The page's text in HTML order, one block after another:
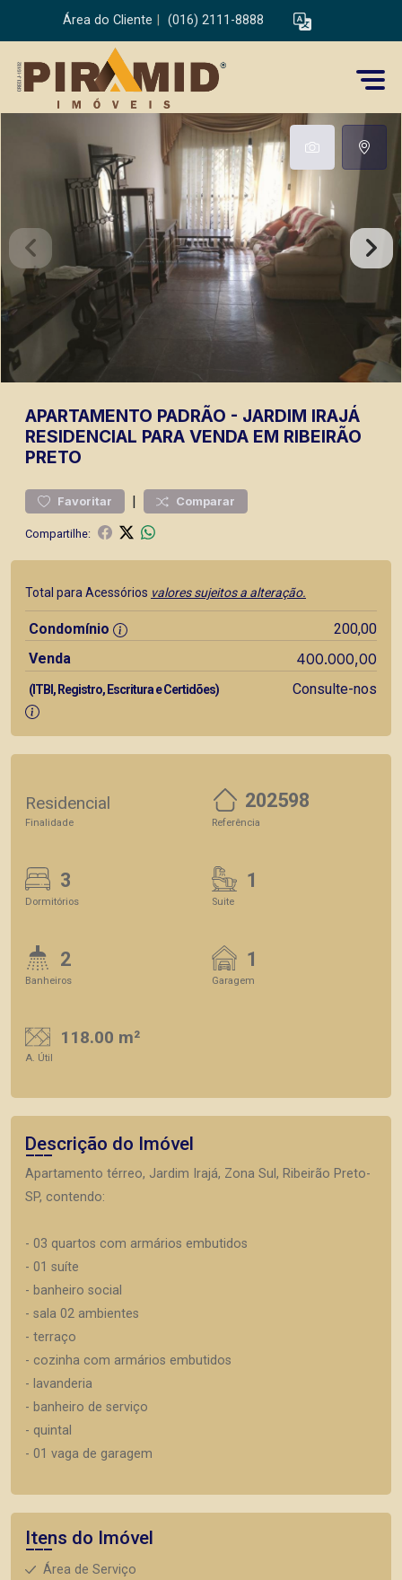
Área do Cliente (016) 2111-8888
APARTAMENTO PADRÃO - JARDIM IRAJÁ
RESIDENCIAL PARA VENDA EM RIBEIRÃO
PRETO
Favoritar | Comparar
Compartilhe:
Total para Acessórios valores sujeitos a alteração.
Condomínio
200,00
Venda
400.000,00
(ITBI, Registro, Escritura e Certidões) Consulte-nos
Residencial
Finalidade
202598
Referência
3
Dormitórios
1
Suite
2
Banheiros
1
Garagem
118.00 m²
A. Útil
Descrição do Imóvel
Apartamento térreo, Jardim Irajá, Zona Sul, Ribeirão Preto-
SP, contendo:
- 03 quartos com armários embutidos
- 01 suíte
- banheiro social
- sala 02 ambientes
- terraço
- cozinha com armários embutidos
- lavanderia
- banheiro de serviço
- quintal
- 01 vaga de garagem
Itens do Imóvel
Área de Serviço